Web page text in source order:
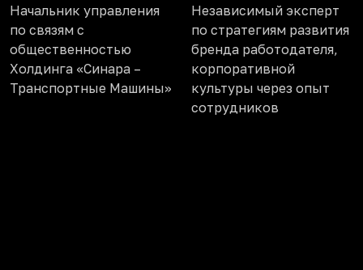
Начальник управления
по связям с
общественностью
Холдинга «Синара –
Транспортные Машины»
Независимый эксперт
по стратегиям развития
бренда работодателя,
корпоративной
культуры через опыт
сотрудников